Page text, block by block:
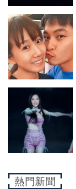
熱門新聞